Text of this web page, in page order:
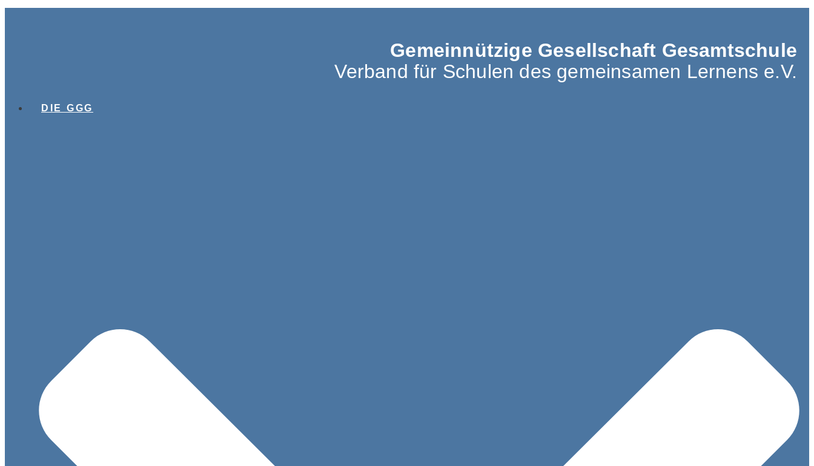
Gemeinnützige Gesellschaft Gesamtschule
Verband für Schulen des gemeinsamen Lernens e.V.
DIE GGG